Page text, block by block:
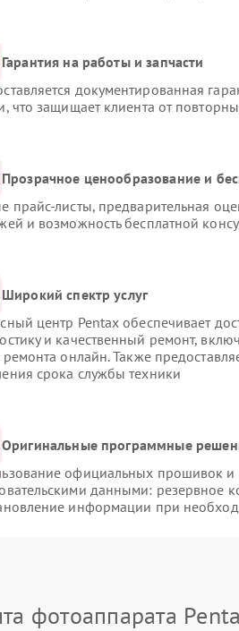
Гарантия на работы и запчасти
документированная
что защищает клиента от
Прозрачное ценообразование и
прайс-листы, предварительная
и возможность бесплатной
Широкий спектр услуг
центр Pentax обеспечивает
и качественный ремонт,
ремонта онлайн. Также
срока службы техники
Оригинальные программные
официальных прошивок и
данными: резервное
информации при
фотоаппарата